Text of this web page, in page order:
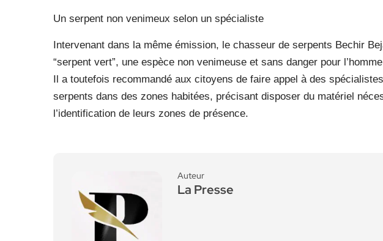
Un serpent non venimeux selon un spécialiste
Intervenant dans la même émission, le chasseur de serpents Bechir
“serpent vert”, une espèce non venimeuse et sans danger pour
Il a toutefois recommandé aux citoyens de faire appel à des
serpents dans des zones habitées, précisant disposer du matériel
l’identification de leurs zones de présence.
Auteur
La Presse